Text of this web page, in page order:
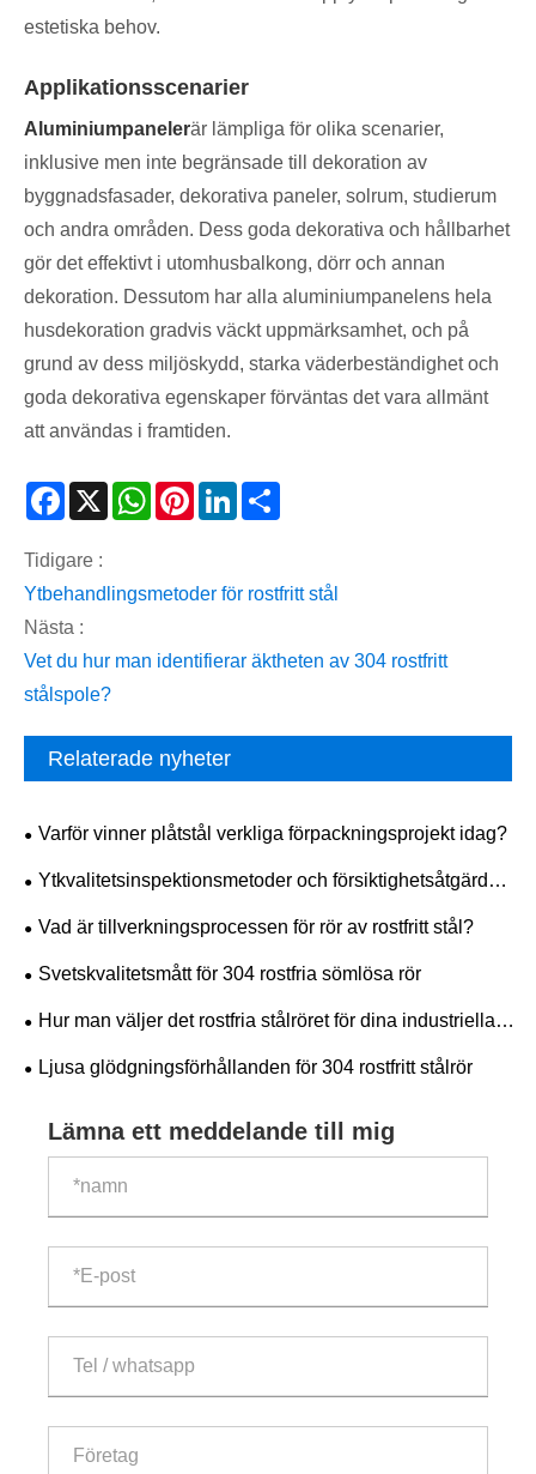
estetiska behov.
Applikationsscenarier
Aluminiumpanelerär lämpliga för olika scenarier,
inklusive men inte begränsade till dekoration av
byggnadsfasader, dekorativa paneler, solrum, studierum
och andra områden. Dess goda dekorativa och hållbarhet
gör det effektivt i utomhusbalkong, dörr och annan
dekoration. Dessutom har alla aluminiumpanelens hela
husdekoration gradvis väckt uppmärksamhet, och på
grund av dess miljöskydd, starka väderbeständighet och
goda dekorativa egenskaper förväntas det vara allmänt
att användas i framtiden. ‌
Facebook
X WhatsAppPinterestLinkedIn
Tidigare :
Ytbehandlingsmetoder för rostfritt stål
Nästa :
Vet du hur man identifierar äktheten av 304 rostfritt
stålspole?
Relaterade nyheter
Varför vinner plåtstål verkliga förpackningsprojekt idag?
Ytkvalitetsinspektionsmetoder och försiktighetsåtgärder
för 304 rostfritt stålplåt
Vad är tillverkningsprocessen för rör av rostfritt stål?
​Svetskvalitetsmått för 304 rostfria sömlösa rör
Hur man väljer det rostfria stålröret för dina industriella
behov?
Ljusa glödgningsförhållanden för 304 rostfritt stålrör
Lämna ett meddelande till mig